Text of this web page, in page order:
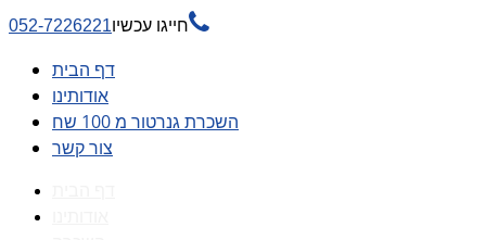
חייגו עכשיו052-7226221 
דף הבית
אודותינו
השכרת גנרטור מ 100 שח
צור קשר